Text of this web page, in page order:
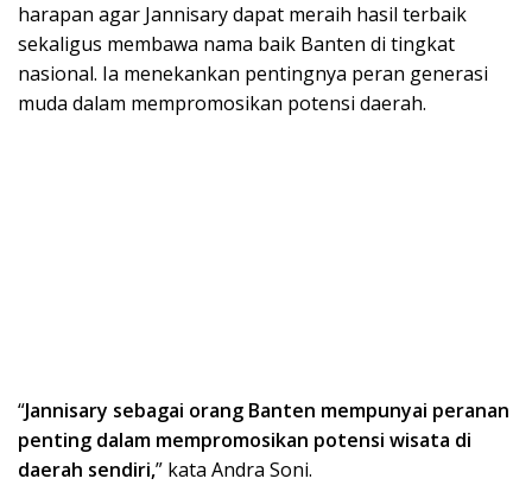
harapan agar Jannisary dapat meraih hasil terbaik
sekaligus membawa nama baik Banten di tingkat
nasional. Ia menekankan pentingnya peran generasi
muda dalam mempromosikan potensi daerah.
“Jannisary sebagai orang Banten mempunyai peranan
penting dalam mempromosikan potensi wisata di
daerah sendiri,” kata Andra Soni.